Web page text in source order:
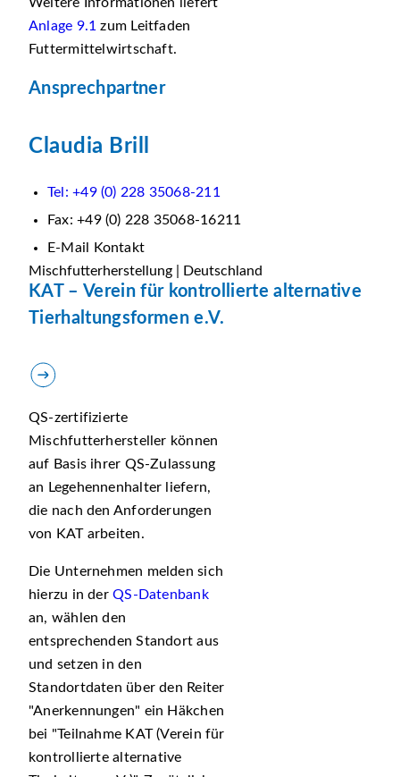
Anlage 9.1 zum Leitfaden
Futtermittelwirtschaft.
Ansprechpartner
Claudia Brill
Tel: +49 (0) 228 35068-211
Fax: +49 (0) 228 35068-16211
E-Mail Kontakt
Mischfutterherstellung | Deutschland
KAT – Verein für kontrollierte alternative
Tierhaltungsformen e.V.
QS-zertifizierte
Mischfutterhersteller können
auf Basis ihrer QS-Zulassung
an Legehennenhalter liefern,
die nach den Anforderungen
von KAT arbeiten.
Die Unternehmen melden sich
hierzu in derQS-Datenbank
an, wählen den
entsprechenden Standort aus
und setzen in den
Standortdaten über den Reiter
Anerkennungen
ein Häkchen
bei
Teilnahme KAT (Verein für
kontrollierte alternative